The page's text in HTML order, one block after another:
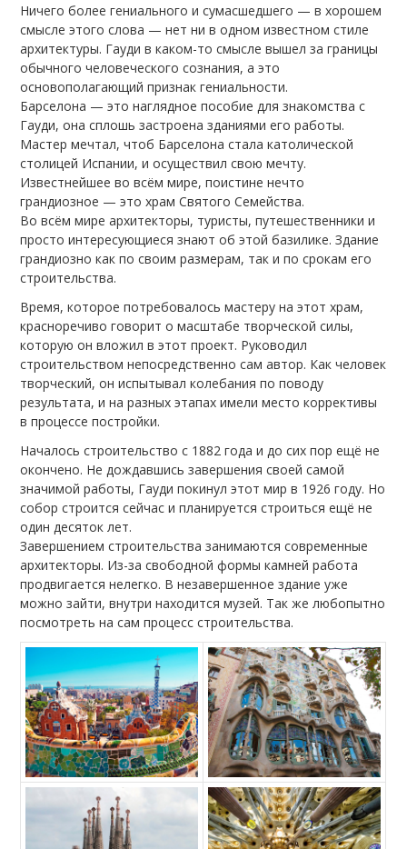
Ничего более гениального и сумасшедшего — в хорошем
смысле этого слова — нет ни в одном известном стиле
архитектуры. Гауди в каком-то смысле вышел за границы
обычного человеческого сознания, а это
основополагающий признак гениальности.
Барселона — это наглядное пособие для знакомства с
Гауди, она сплошь застроена зданиями его работы.
Мастер мечтал, чтоб Барселона стала католической
столицей Испании, и осуществил свою мечту.
Известнейшее во всём мире, поистине нечто
грандиозное — это храм Святого Семейства.
Во всём мире архитекторы, туристы, путешественники и
просто интересующиеся знают об этой базилике. Здание
грандиозно как по своим размерам, так и по срокам его
строительства.
Время, которое потребовалось мастеру на этот храм,
красноречиво говорит о масштабе творческой силы,
которую он вложил в этот проект. Руководил
строительством непосредственно сам автор. Как человек
творческий, он испытывал колебания по поводу
результата, и на разных этапах имели место коррективы
в процессе постройки.
Началось строительство с 1882 года и до сих пор ещё не
окончено. Не дождавшись завершения своей самой
значимой работы, Гауди покинул этот мир в 1926 году. Но
собор строится сейчас и планируется строиться ещё не
один десяток лет.
Завершением строительства занимаются современные
архитекторы. Из-за свободной формы камней работа
продвигается нелегко. В незавершенное здание уже
можно зайти, внутри находится музей. Так же любопытно
посмотреть на сам процесс строительства.